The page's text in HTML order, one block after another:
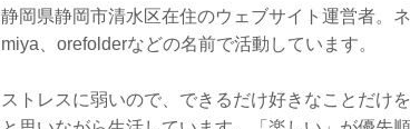
静岡県静岡市清水区在住のウェブサイト運営者。
miya、orefolderなどの名前で活動しています。
ストレスに弱いので、できるだけ好きなことだけ